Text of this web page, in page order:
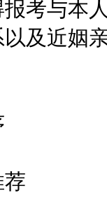
考与本
及近姻